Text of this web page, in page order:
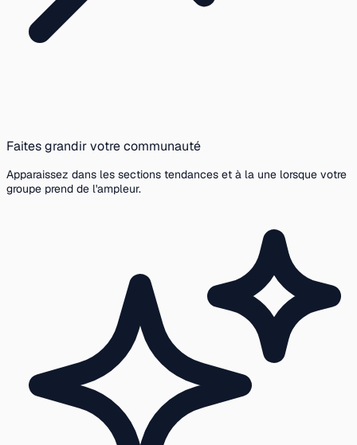
Faites grandir votre communauté
Apparaissez dans les sections tendances et à la une lorsque votre
groupe prend de l'ampleur.